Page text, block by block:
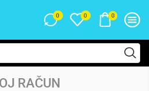
0 0 0
RAČUN